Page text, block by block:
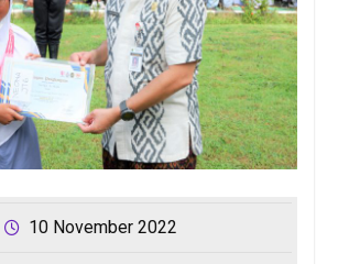
10 November 2022